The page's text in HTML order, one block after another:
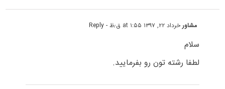
مشاور خرداد ۲۲, ۱۳۹۷ at ۱:۵۵ ق٫ظ - Reply
سلام
لطفا رشته تون رو بفرمایید.